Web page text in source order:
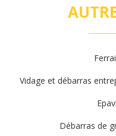
Vidage et débarras
Débarras de